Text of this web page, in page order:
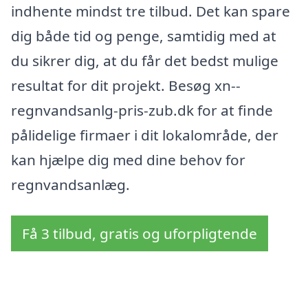
indhente mindst tre tilbud. Det kan spare
dig både tid og penge, samtidig med at
du sikrer dig, at du får det bedst mulige
resultat for dit projekt. Besøg xn--
regnvandsanlg-pris-zub.dk for at finde
pålidelige firmaer i dit lokalområde, der
kan hjælpe dig med dine behov for
regnvandsanlæg.
Få 3 tilbud, gratis og uforpligtende